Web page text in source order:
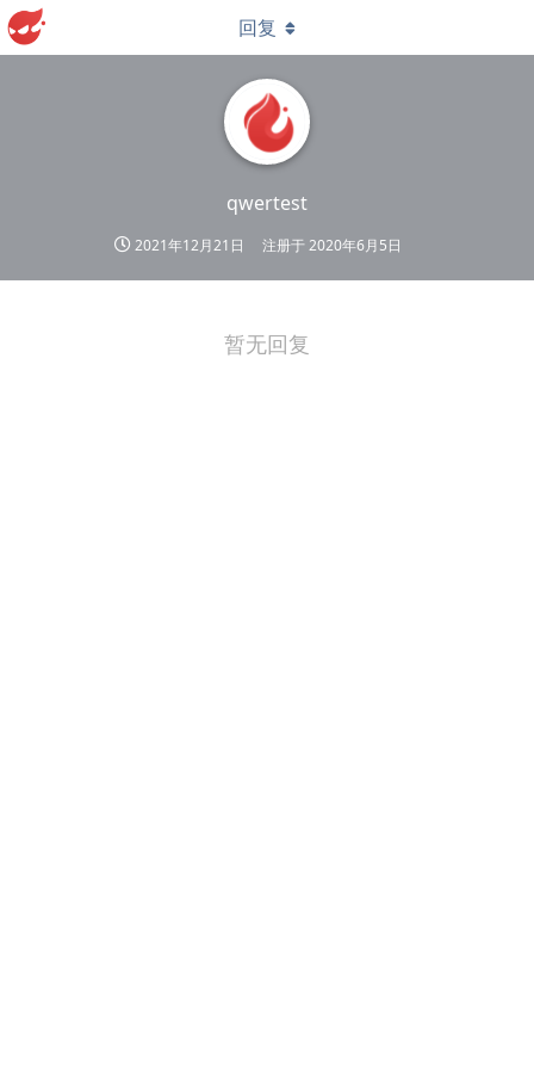
qwertest
2021年12月21日 注册于2020年6月5日
回复
暂无回复